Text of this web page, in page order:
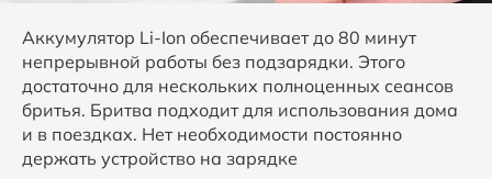
Аккумулятор Li-Ion обеспечивает до 80 минут
непрерывной работы без подзарядки. Этого
достаточно для нескольких полноценных сеансов
бритья. Бритва подходит для использования дома
и в поездках. Нет необходимости постоянно
держать устройство на зарядке